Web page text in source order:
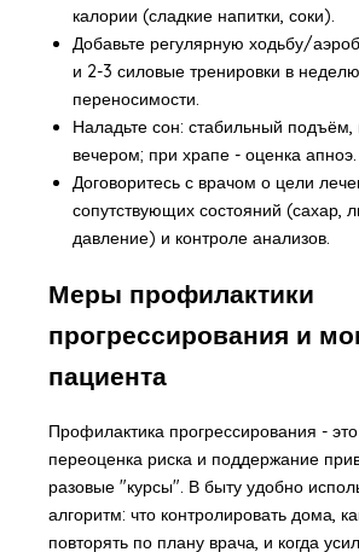
калории (сладкие напитки, соки).
Добавьте регулярную ходьбу/
и 2-3 силовые тренировки в
переносимости.
Наладьте сон: стабильный
вечером; при храпе - оценка апноэ.
Договоритесь с врачом о цели
сопутствующих состояний (сахар,
давление) и контроле анализов.
Меры профилактики
прогрессирования и
пациента
Профилактика прогрессирования -
переоценка риска и поддержание
разовые "курсы". В быту удобно
алгоритм: что контролировать дома,
повторять по плану врача, и когда